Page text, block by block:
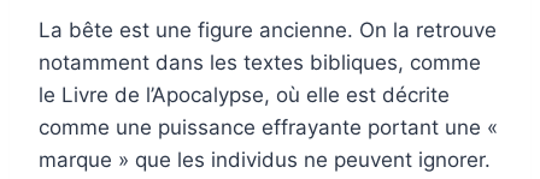
La bête est une figure ancienne. On la retrouve
notamment dans les textes bibliques, comme
le Livre de l’Apocalypse, où elle est décrite
comme une puissance effrayante portant une «
marque » que les individus ne peuvent ignorer.